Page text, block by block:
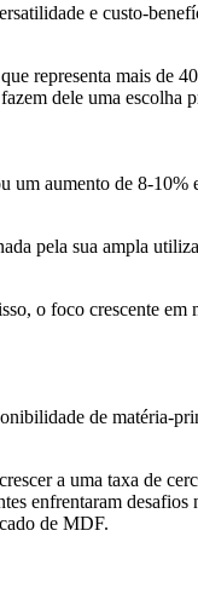
e custo-
representa mais de
dele uma escolha
um aumento de 8-10%
pela sua ampla
o foco crescente em
de matéria-
a uma taxa de
enfrentaram
de MDF.